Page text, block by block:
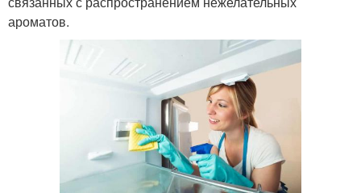
ароматов.